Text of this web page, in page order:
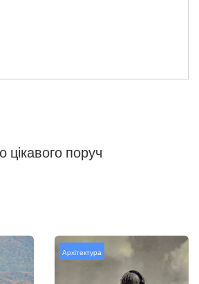
цікавого поруч
Архітектура